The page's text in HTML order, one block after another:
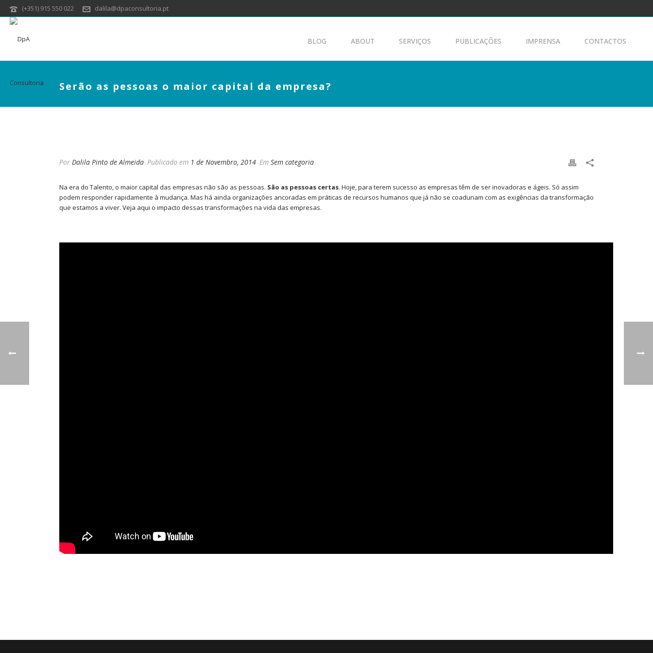
(+351) 915 550 022 dalila@dpaconsultoria.pt
BLOG ABOUT SERVIÇOS PUBLICAÇÕES IMPRENSA CONTACTOS
Serão as pessoas o maior capital da empresa?
Por Dalila Pinto de Almeida Publicado em 1 de Novembro, 2014 Em Sem categoria
Na era do Talento, o maior capital das empresas não são as pessoas. São as pessoas certas. Hoje, para terem sucesso as empresas têm de ser inovadoras e ágeis. Só assim
podem responder rapidamente à mudança. Mas há ainda organizações ancoradas em práticas de recursos humanos que já não se coadunam com as exigências da transformação
que estamos a viver. Veja aqui o impacto dessas transformações na vida das empresas.